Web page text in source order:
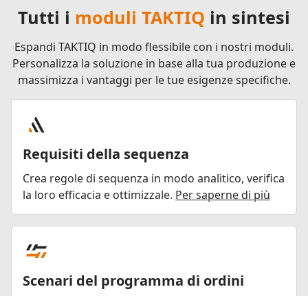
Tutti i moduli TAKTIQ in sintesi
Espandi TAKTIQ in modo flessibile con i nostri moduli.
Personalizza la soluzione in base alla tua produzione e
massimizza i vantaggi per le tue esigenze specifiche.
Requisiti della sequenza
Crea regole di sequenza in modo analitico, verifica
la loro efficacia e ottimizzale. Per saperne di più
Scenari del programma di ordini